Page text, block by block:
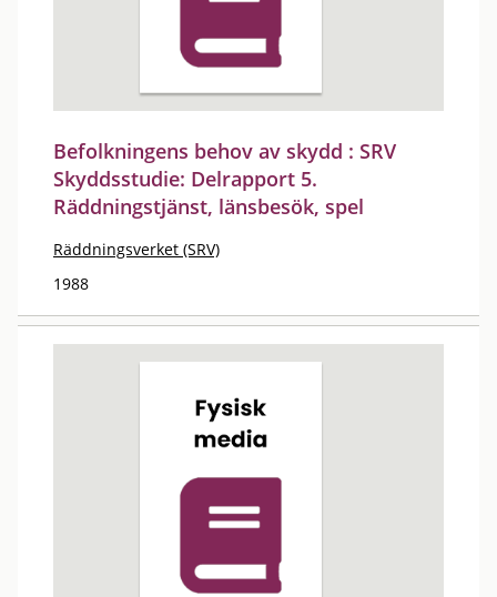
Befolkningens behov av skydd : SRV
Skyddsstudie: Delrapport 5.
Räddningstjänst, länsbesök, spel
Räddningsverket (SRV)
1988